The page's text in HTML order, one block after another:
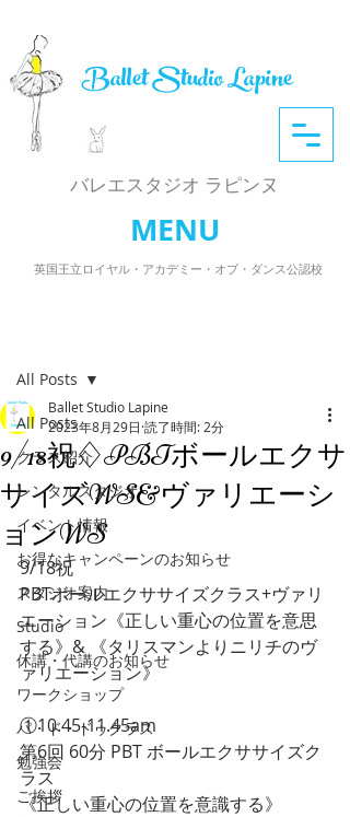
英国王立ロイヤル・アカデミー・オブ・ダンス公認校
​バレエスタジオ ラピンヌ
Ballet Studio Lapine
MENU
All Posts
クラス紹介
レンタルスタジオ
イベント情報
お得なキャンペーンのお知らせ
スタジオ案内
Studio
休講・代講のお知らせ
ワークショップ
パ・ド・ドゥクラス
勉強会
ご挨拶
All Posts
9/18祝♢PBTボールエクサ
サイズWS&ヴァリエーシ
ョンWS
Ballet Studio Lapine
2023年8月29日 読了時間: 2分
9/18祝
PBTボールエクササイズクラス+ヴァリ
エーション《正しい重心の位置を意思
する》& 《タリスマンよりニリチのヴ
ァリエーション》
①10.45-11.45am
第6回 60分 PBT ボールエクササイズク
ラス
《正しい重心の位置を意識する》